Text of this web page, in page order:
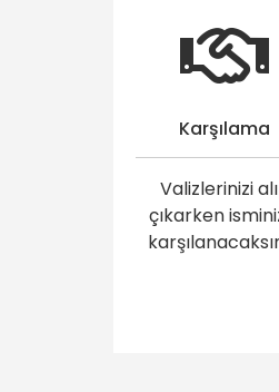
Karşılama
Valizlerinizi
çıkarken